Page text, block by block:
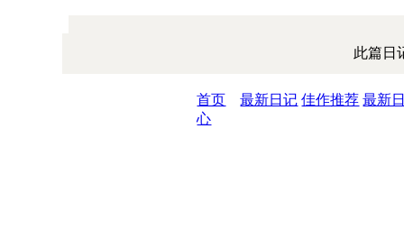
此篇日
首页 最新日记 佳作推荐 最新
心